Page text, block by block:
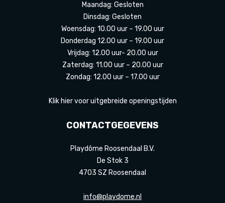
Maandag: Gesloten
Dinsdag: Gesloten
Woensdag: 10.00 uur – 19.00 uur
Donderdag 12.00 uur – 19.00 uur
Vrijdag: 12.00 uur- 20.00 uur
Zaterdag: 11.00 uur – 20.00 uur
Zondag: 12.00 uur – 17.00 uur
Klik hier voor uitgebreide openingstijden
CONTACTGEGEVENS
Playdôme Roosendaal B.V.
De Stok 3
4703 SZ Roosendaal
info@playdome.nl